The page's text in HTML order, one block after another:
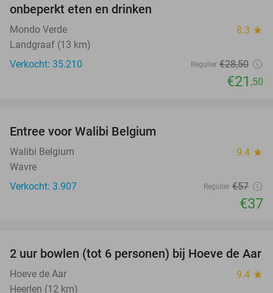
onbeperkt eten en drinken
Mondo Verde 8.3 star
Landgraaf (13 km)
Verkocht: 35.210
Regulier €28,50
€21 ,50
Entree voor Walibi Belgium
Walibi Belgium 9.4 star
Wavre
Verkocht: 3.907
Regulier €57
€37
50%
2 uur bowlen (tot 6 personen) bij Hoeve de Aar
Hoeve de Aar 9.4 star
Heerlen (12 km)